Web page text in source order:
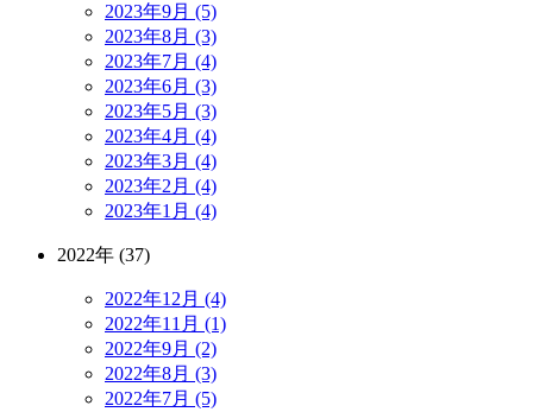
2023年9月 (5)
2023年8月 (3)
2023年7月 (4)
2023年6月 (3)
2023年5月 (3)
2023年4月 (4)
2023年3月 (4)
2023年2月 (4)
2023年1月 (4)
2022年 (37)
2022年12月 (4)
2022年11月 (1)
2022年9月 (2)
2022年8月 (3)
2022年7月 (5)